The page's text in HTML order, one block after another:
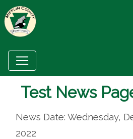
Test News
News Date: Wednesday,
2022